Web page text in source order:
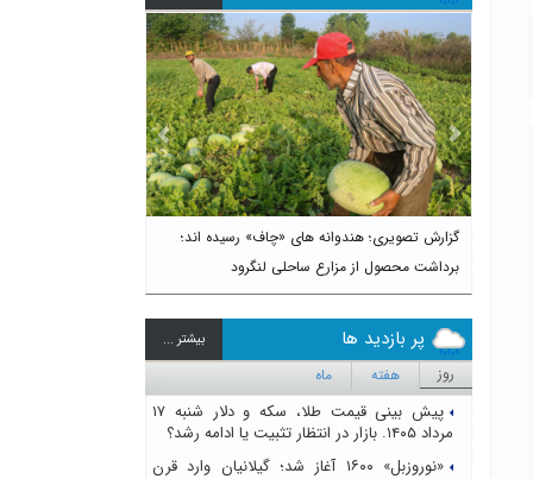
گزارش تصویری؛ هندوانه های «چاف» رسیده اند؛
برداشت محصول از مزارع ساحلی لنگرود
Previous Next
پر بازدید ها بيشتر ...
روز هفته ماه
پیش بینی قیمت طلا، سکه و دلار شنبه ۱۷
مرداد ۱۴۰۵. بازار در انتظار تثبیت یا ادامه رشد؟
«نوروزبل» ۱۶۰۰ آغاز شد؛ گیلانیان وارد قرن